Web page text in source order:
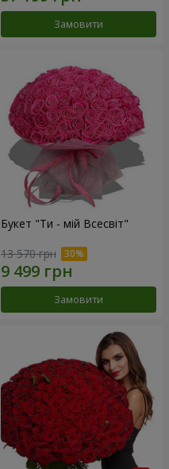
Замовити
Букет "Ти - мій Всесвіт"
13 570 грн
Замовити